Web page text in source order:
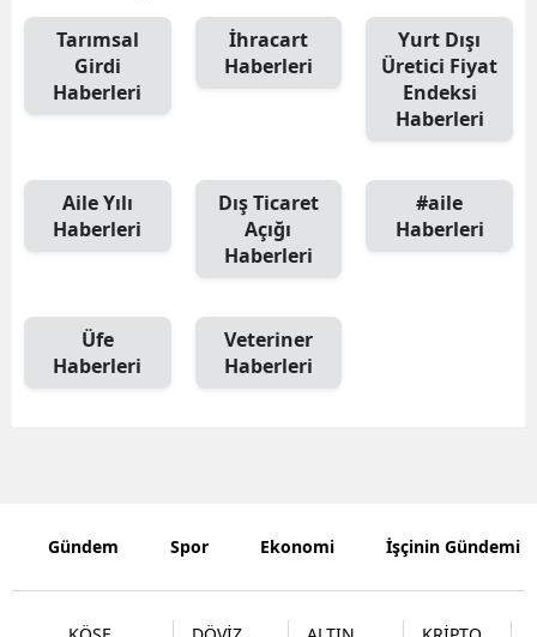
Tarımsal
Girdi
Haberleri
İhracart
Haberleri
Yurt Dışı
Üretici Fiyat
Endeksi
Haberleri
Aile Yılı
Haberleri
Dış Ticaret
Açığı
Haberleri
#aile
Haberleri
Üfe
Haberleri
Veteriner
Haberleri
Gündem Spor Ekonomi İşçinin Gündemi